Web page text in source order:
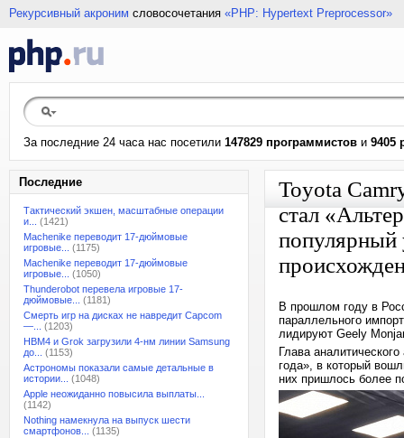
Рекурсивный акроним словосочетания «PHP: Hypertext Preprocessor»
За последние 24 часа нас посетили 147829 программистов и 9405
Последние
Тактический экшен, масштабные операции
и...
(1421)
Machenike переводит 17-дюймовые
игровые...
(1175)
Machenike переводит 17-дюймовые
игровые...
(1050)
Thunderobot перевела игровые 17-
дюймовые...
(1181)
Смерть игр на дисках не навредит Capcom
—...
(1203)
HBM4 и Grok загрузили 4-нм линии Samsung
до...
(1153)
Астрономы показали самые детальные в
истории...
(1048)
Apple неожиданно повысила выплаты...
(1142)
Nothing намекнула на выпуск шести
смартфонов...
(1135)
Toyota
стал
популярный
В прошлом году в
параллельного
лидируют Geely
Глава
года», в который
них пришлось более